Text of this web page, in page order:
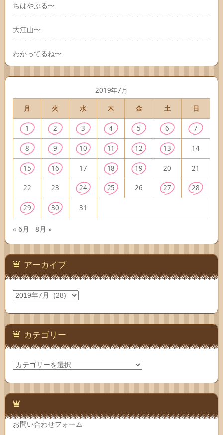
ちはやぶる〜
大江山〜
わかってるね〜
2019年7月
月
火 水 木 金 土 日
1 2 3 4 5 6 7
8 9 10 11 12 13 14
15 16 17 18 19 20 21
22 23 24 25 26 27 28
29 30 31
« 6月 8月 »
アーカイブ
ア
ー
カ
ブ カテゴリー
カ
テ
ゴ
ー
お問い合わせフォーム